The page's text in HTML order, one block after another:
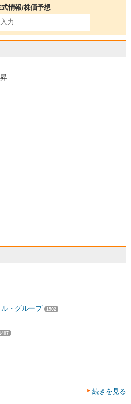
式情報/株価予想
・グループ 1502
続きを見る